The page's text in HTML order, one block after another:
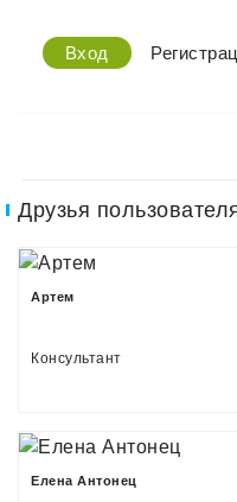
Вход
Друзья
Артем
Консультант
Елена Антонец